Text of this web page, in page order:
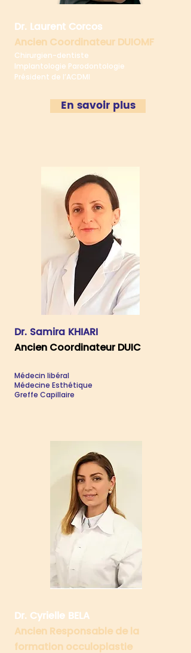
Dr. Laurent Corcos
Ancien Coordinateur DUIOMF
Chirurgien-dentiste
Implantologie Parodontologie
Président de l’ACDMI
En savoir plus
Dr. Samira KHIARI
Ancien Coordinateur DUIC
Médecin libéral
Médecine Esthétique
Greffe Capillaire
Dr. Cyrielle BELA
Ancien Responsable de la
formation occuloplastie